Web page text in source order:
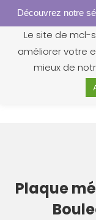
Découvrez notre
Plaque
Le site de mcl-
améliorer votre
mieux de